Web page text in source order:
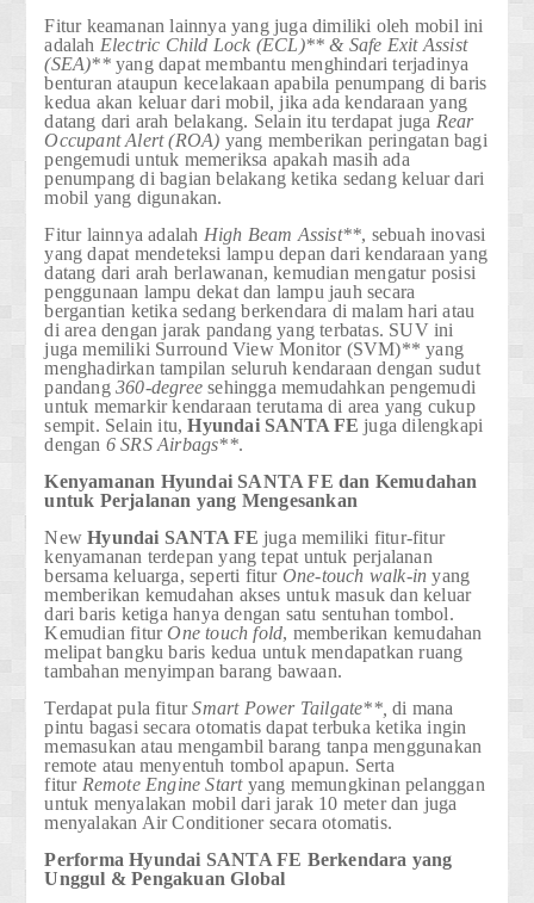
Fitur keamanan lainnya yang juga dimiliki oleh mobil ini
adalah Electric Child Lock (ECL)** & Safe Exit Assist
(SEA)**yang dapat membantu menghindari terjadinya
benturan ataupun kecelakaan apabila penumpang di baris
kedua akan keluar dari mobil, jika ada kendaraan yang
datang dari arah belakang. Selain itu terdapat juga Rear
Occupant Alert (ROA) yang memberikan peringatan bagi
pengemudi untuk memeriksa apakah masih ada
penumpang di bagian belakang ketika sedang keluar dari
mobil yang digunakan.
Fitur lainnya adalah High Beam Assist**, sebuah inovasi
yang dapat mendeteksi lampu depan dari kendaraan yang
datang dari arah berlawanan, kemudian mengatur posisi
penggunaan lampu dekat dan lampu jauh secara
bergantian ketika sedang berkendara di malam hari atau
di area dengan jarak pandang yang terbatas. SUV ini
juga memiliki Surround View Monitor (SVM)** yang
menghadirkan tampilan seluruh kendaraan dengan sudut
pandang360-degree sehingga memudahkan pengemudi
untuk memarkir kendaraan terutama di area yang cukup
sempit. Selain itu,Hyundai SANTA FE juga dilengkapi
dengan 6 SRS Airbags**.
Kenyamanan Hyundai SANTA FEdan Kemudahan
untuk Perjalanan yang Mengesankan
NewHyundai SANTA FE juga memiliki fitur-fitur
kenyamanan terdepan yang tepat untuk perjalanan
bersama keluarga, seperti fitur One-touch walk-in yang
memberikan kemudahan akses untuk masuk dan keluar
dari baris ketiga hanya dengan satu sentuhan tombol.
Kemudian fiturOne touch fold, memberikan kemudahan
melipat bangku baris kedua untuk mendapatkan ruang
tambahan menyimpan barang bawaan.
Terdapat pula fiturSmart Power Tailgate**, di mana
pintu bagasi secara otomatis dapat terbuka ketika ingin
memasukan atau mengambil barang tanpa menggunakan
remote atau menyentuh tombol apapun. Serta
fitur Remote Engine Startyang memungkinan pelanggan
untuk menyalakan mobil dari jarak 10 meter dan juga
menyalakan Air Conditioner secara otomatis.
PerformaHyundai SANTA FE Berkendara yang
Unggul & Pengakuan Global